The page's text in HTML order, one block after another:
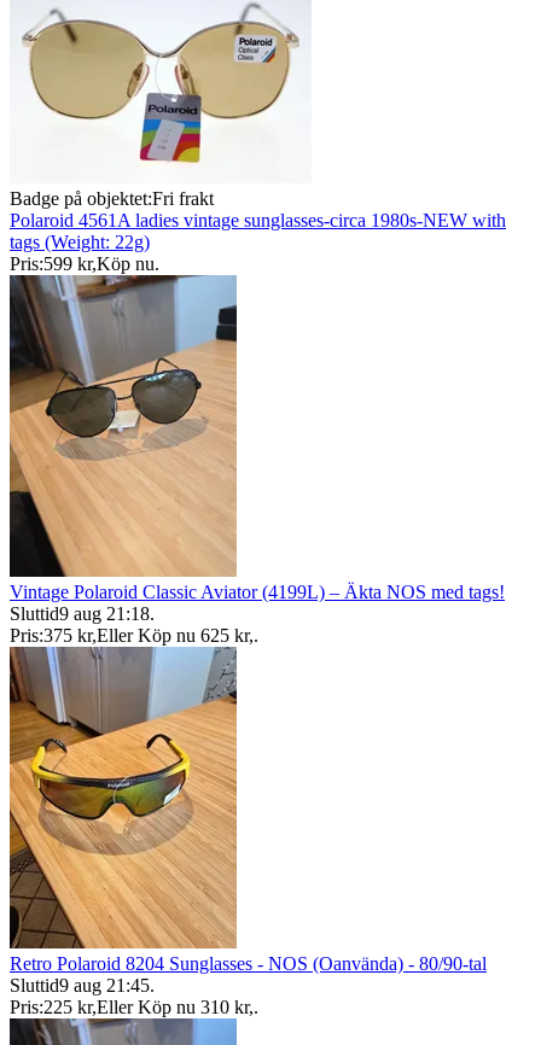
Badge på objektet:Fri frakt
Polaroid 4561A ladies vintage sunglasses-circa 1980s-NEW with
tags (Weight: 22g)
Pris:599 kr,Köp nu.
Vintage Polaroid Classic Aviator (4199L) – Äkta NOS med tags!
Sluttid9 aug 21:18.
Pris:375 kr,Eller Köp nu 625 kr,.
Retro Polaroid 8204 Sunglasses - NOS (Oanvända) - 80/90-tal
Sluttid9 aug 21:45.
Pris:225 kr,Eller Köp nu 310 kr,.